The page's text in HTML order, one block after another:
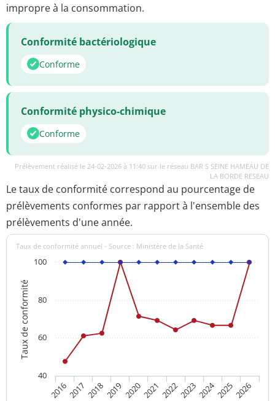
impropre à la consommation.
Conformité bactériologique
Conforme
Conformité physico-chimique
Conforme
Prélèvement réalisé le 24-02-2026 à 11:40 sur le réseau BAR S SEINE HAMEAU DE
LA BORDE RESEAU
Le taux de conformité correspond au pourcentage de
prélèvements conformes par rapport à l'ensemble des
prélèvements d'une année.
Taux de conformité
Taux de conformité annuel - Source : Ministère de la Santé
20162017 201820192020202120222023202420252026
40
60
80
100